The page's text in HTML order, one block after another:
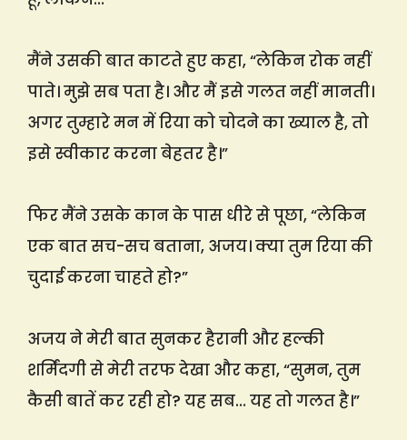
मैंने उसकी बात काटते हुए कहा, “लेकिन रोक नहीं
पाते। मुझे सब पता है। और मैं इसे गलत नहीं मानती।
अगर तुम्हारे मन में रिया को चोदने का ख्याल है, तो
इसे स्वीकार करना बेहतर है।”
फिर मैंने उसके कान के पास धीरे से पूछा, “लेकिन
एक बात सच-सच बताना, अजय। क्या तुम रिया की
चुदाई करना चाहते हो?”
अजय ने मेरी बात सुनकर हैरानी और हल्की
शर्मिंदगी से मेरी तरफ देखा और कहा, “सुमन, तुम
कैसी बातें कर रही हो? यह सब… यह तो गलत है।”